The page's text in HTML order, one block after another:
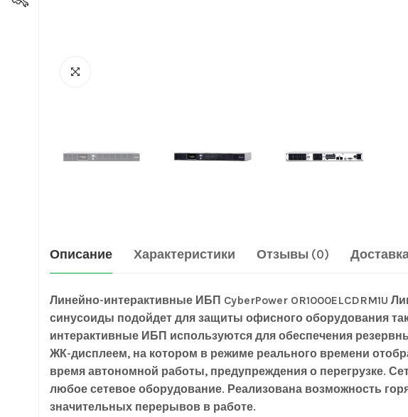
Описание Характеристики Отзывы (0)
Линейно-интерактивные ИБП CyberPower
синусоиды подойдет для защиты офисного оборудования
интерактивные ИБП используются для обеспечения
ЖК-дисплеем, на котором в режиме реального времени
время автономной работы, предупреждения о перегрузке.
любое сетевое оборудование. Реализована возможность
значительных перерывов в работе.